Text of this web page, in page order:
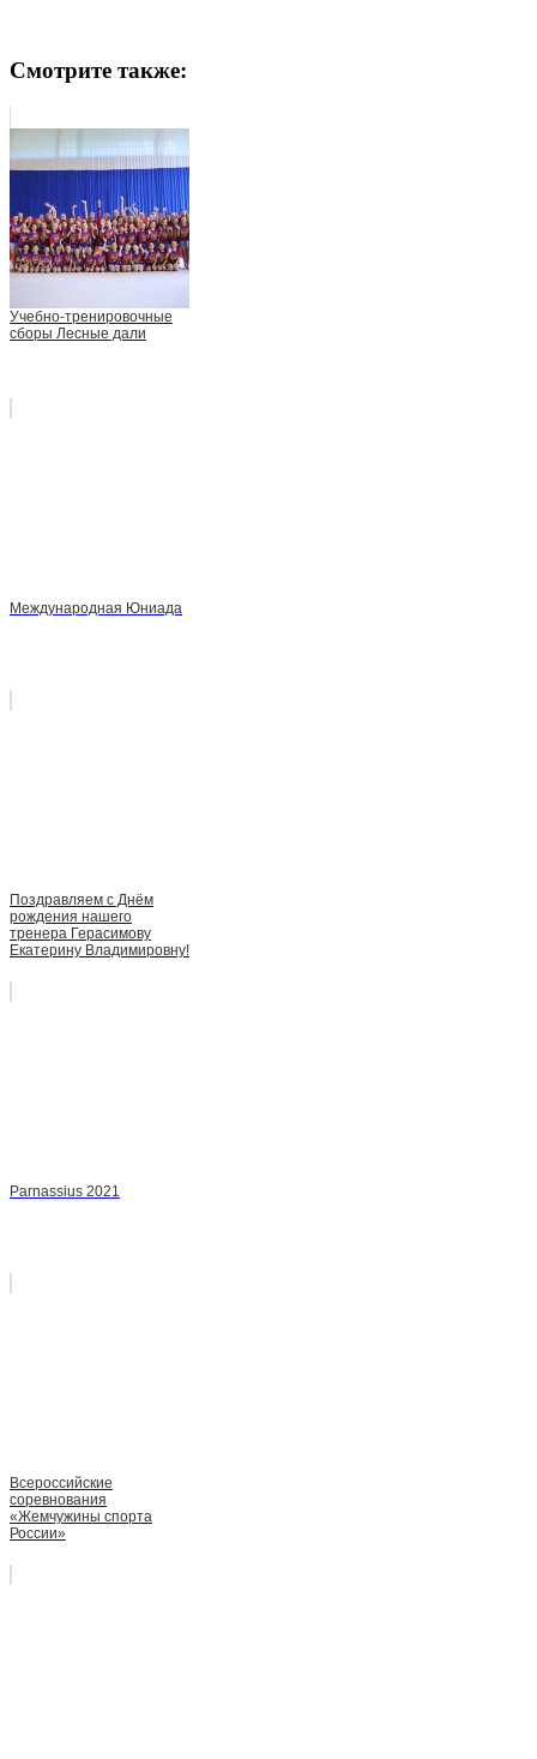
Смотрите также:
Учебно-тренировочные
сборы Лесные дали
Международная Юниада
Поздравляем с Днём
рождения нашего
тренера Герасимову
Екатерину Владимировну!
Parnassius 2021
Всероссийские
соревнования
«Жемчужины спорта
России»